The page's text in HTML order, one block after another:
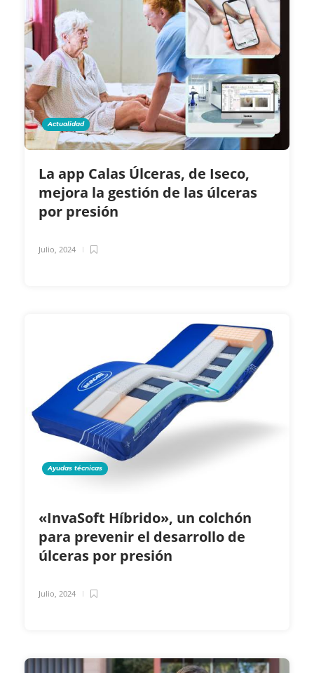
Actualidad
La app Calas Úlceras, de Iseco,
mejora la gestión de las úlceras
por presión
Julio, 2024
Ayudas técnicas
«InvaSoft Híbrido», un colchón
para prevenir el desarrollo de
úlceras por presión
Julio, 2024